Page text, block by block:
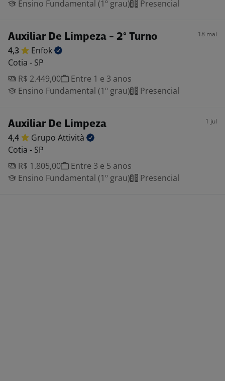
Ensino Fundamental (1º grau) Presencial
Auxiliar De Limpeza - 2° Turno 18 mai
4,3
Enfok
Cotia - SP
R$ 2.449,00
Entre 1 e 3 anos
Ensino Fundamental (1º grau)
Presencial
Auxiliar De Limpeza 1 jul
4,4 Grupo Attività
Cotia - SP
R$ 1.805,00
Entre 3 e 5 anos
Ensino Fundamental (1º grau)
Presencial